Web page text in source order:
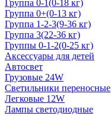
Группа 0-1(0-18 кг)
Группа 0+(0-13 кг)
Группа 1-2-3(9-36 кг)
Группа 3(22-36 кг)
Группы 0-1-2(0-25 кг)
Аксессуары для детей
Автосвет
Грузовые 24W
Светильники переносные
Легковые 12W
Лампы светодиодные